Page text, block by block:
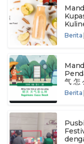
Berita
气 怎
Berita